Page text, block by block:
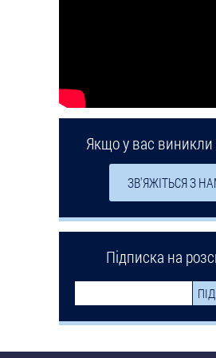
Якщо у вас виникли
ЗВ'ЯЖІТЬСЯ З
Підписка на